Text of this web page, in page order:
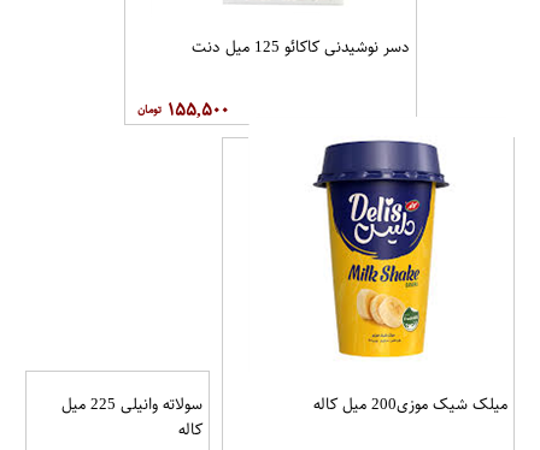
دسر نوشیدنی کاکائو 125 میل دنت
۱۵۵,۵۰۰
میلک شیک موزی200 میل کاله
سولاته وانیلی 225 میل
کاله